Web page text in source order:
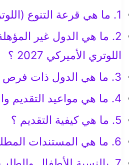
1. ما هي قرعة التنوع (اللوتري الأميركي)؟
2. ما هي الدول غير
اللوتري الأميركي 2027 ؟
3. ما هي الدول ذات فرص قبول أعلى ؟
4. ما هي مواعيد التقديم والنتائج ؟
5. ما هي كيفية التقديم ؟
6. ما هي المستندات المطلوبة لاحقًا ؟